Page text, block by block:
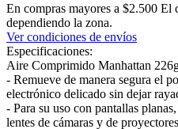
En compras mayores a $2.500 El
dependiendo la zona.
Ver condiciones de envíos
Especificaciones:
Aire Comprimido Manhattan
- Remueve de manera segura el
electrónico delicado sin dejar
- Para su uso con pantallas
lentes de cámaras y de